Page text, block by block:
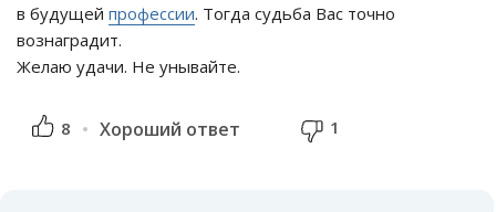
в будущей профессии. Тогда судьба Вас точно
вознаградит.
Желаю удачи. Не унывайте.
8 Хороший ответ 1